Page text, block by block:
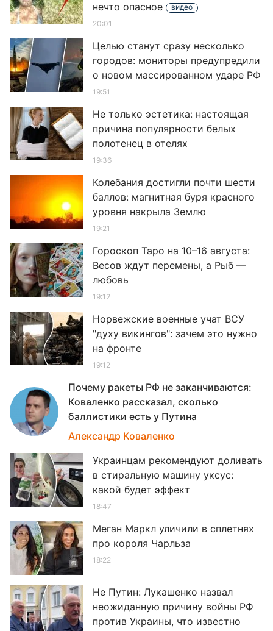
нечто опасное
видео
20:01
Целью станут сразу несколько
городов: мониторы предупредили
о новом массированном ударе РФ
19:51
Не только эстетика: настоящая
причина популярности белых
полотенец в отелях
19:36
Колебания достигли почти шести
баллов: магнитная буря красного
уровня накрыла Землю
19:21
Гороскоп Таро на 10–16 августа:
Весов ждут перемены, а Рыб —
любовь
19:12
Норвежские военные учат ВСУ
"духу викингов": зачем это нужно
на фронте
19:12
Почему ракеты РФ не заканчиваются:
Коваленко рассказал, сколько
баллистики есть у Путина
Александр Коваленко
Украинцам рекомендуют доливать
в стиральную машину уксус:
какой будет эффект
18:47
Меган Маркл уличили в сплетнях
про короля Чарльза
18:22
Не Путин: Лукашенко назвал
неожиданную причину войны РФ
против Украины, что известно